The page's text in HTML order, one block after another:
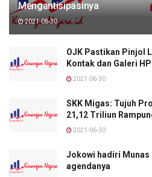
Mengantisipasinya
2021-06-30
OJK Pastikan Pinjol
Kontak dan Galeri
2021-06-30
SKK Migas: Tujuh
21,12 Triliun
2021-06-30
Jokowi hadiri Munas
agendanya